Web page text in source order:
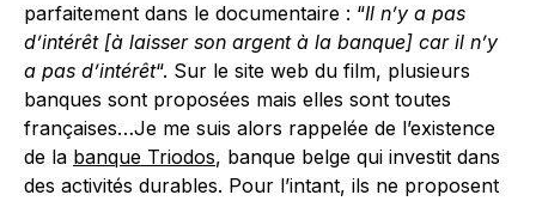
parfaitement dans le documentaire : “Il n’y a pas
d’intérêt [à laisser son argent à la banque] car il n’y
a pas d’intérêt“. Sur le site web du film, plusieurs
banques sont proposées mais elles sont toutes
françaises…Je me suis alors rappelée de l’existence
de la banque Triodos, banque belge qui investit dans
des activités durables. Pour l’intant, ils ne proposent